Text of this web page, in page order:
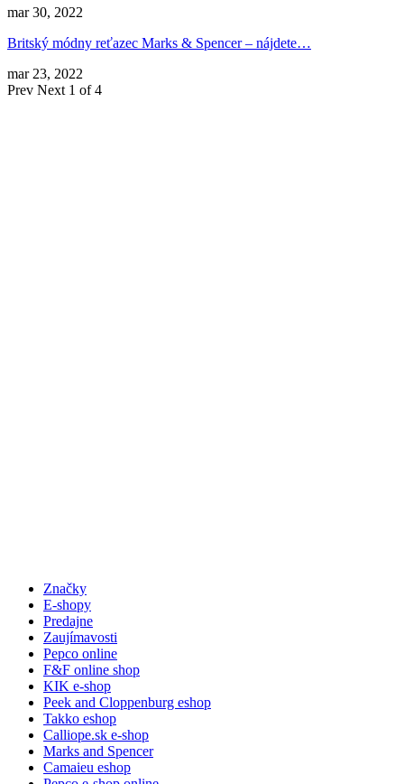
mar 30, 2022
Britský módny reťazec Marks & Spencer – nájdete…
mar 23, 2022
Prev Next 1 of 4
Značky
E-shopy
Predajne
Zaujímavosti
Pepco online
F&F online shop
KIK e-shop
Peek and Cloppenburg eshop
Takko eshop
Calliope.sk e-shop
Marks and Spencer
Camaieu eshop